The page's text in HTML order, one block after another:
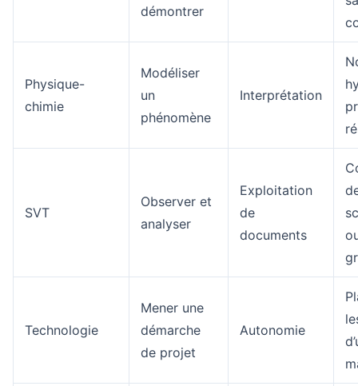
démontrer
Physique-
chimie
Modéliser
un
phénomène
Interprétation
SVT
Observer et
analyser
Exploitation
de
documents
Technologie
Mener une
démarche
de projet
Autonomie